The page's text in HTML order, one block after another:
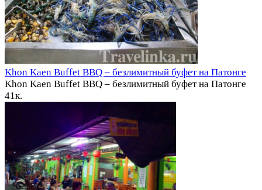
Khon Kaen Buffet BBQ – безлимитный буфет на Патонге
Khon Kaen Buffet BBQ – безлимитный буфет на Патонге
41к.